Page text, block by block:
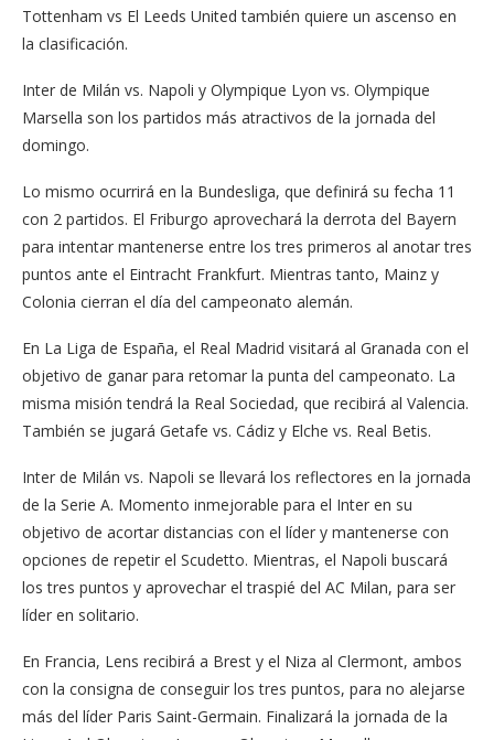
Tottenham vs El Leeds United también quiere un ascenso en
la clasificación.
Inter de Milán vs. Napoli y Olympique Lyon vs. Olympique
Marsella son los partidos más atractivos de la jornada del
domingo.
Lo mismo ocurrirá en la Bundesliga, que definirá su fecha 11
con 2 partidos. El Friburgo aprovechará la derrota del Bayern
para intentar mantenerse entre los tres primeros al anotar tres
puntos ante el Eintracht Frankfurt. Mientras tanto, Mainz y
Colonia cierran el día del campeonato alemán.
En La Liga de España, el Real Madrid visitará al Granada con el
objetivo de ganar para retomar la punta del campeonato. La
misma misión tendrá la Real Sociedad, que recibirá al Valencia.
También se jugará Getafe vs. Cádiz y Elche vs. Real Betis.
Inter de Milán vs. Napoli se llevará los reflectores en la jornada
de la Serie A. Momento inmejorable para el Inter en su
objetivo de acortar distancias con el líder y mantenerse con
opciones de repetir el Scudetto. Mientras, el Napoli buscará
los tres puntos y aprovechar el traspié del AC Milan, para ser
líder en solitario.
En Francia, Lens recibirá a Brest y el Niza al Clermont, ambos
con la consigna de conseguir los tres puntos, para no alejarse
más del líder Paris Saint-Germain. Finalizará la jornada de la